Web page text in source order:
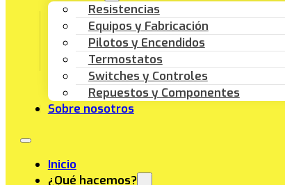
Resistencias
Equipos y Fabricación
Pilotos y Encendidos
Termostatos
Switches y Controles
Repuestos y Componentes
Sobre nosotros
Inicio
¿Qué hacemos?